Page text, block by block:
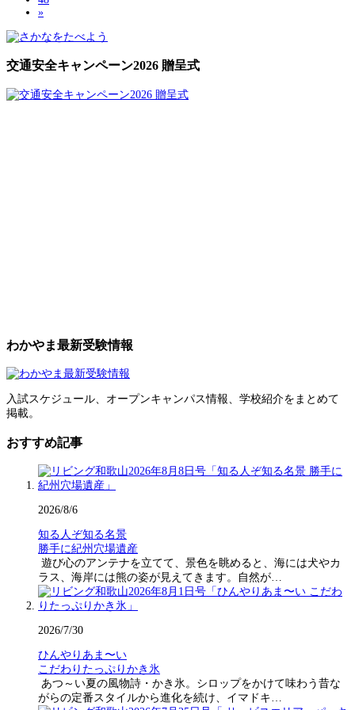
»
交通安全キャンペーン2026 贈呈式
わかやま最新受験情報
入試スケジュール、オープンキャンパス情報、学校紹介をまとめて
掲載。
おすすめ記事
2026/8/6
知る人ぞ知る名景
勝手に紀州穴場遺産
遊び心のアンテナを立てて、景色を眺めると、海には犬やカ
ラス、海岸には熊の姿が見えてきます。自然が…
2026/7/30
ひんやりあま〜い
こだわりたっぷりかき氷
あつ～い夏の風物詩・かき氷。シロップをかけて味わう昔な
がらの定番スタイルから進化を続け、イマドキ…